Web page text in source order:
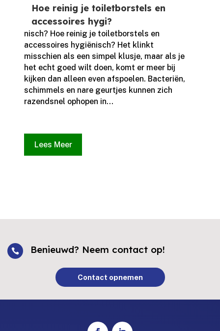
Hoe reinig je toiletborstels en
accessoires hygi?
nisch? Hoe reinig je toiletborstels en
accessoires hygiënisch? Het klinkt
misschien als een simpel klusje, maar als je
het echt goed wilt doen, komt er meer bij
kijken dan alleen even afspoelen.​ Bacteriën,
schimmels en nare geurtjes kunnen zich
razendsnel ophopen in...
Lees Meer
 Benieuwd? Neem contact op!
Contact opnemen